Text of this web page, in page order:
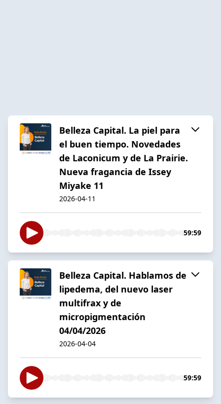
Belleza Capital. La piel para
el buen tiempo. Novedades
de Laconicum y de La Prairie.
Nueva fragancia de Issey
Miyake 11
2026-04-11
59:59
Belleza Capital. Hablamos de
lipedema, del nuevo laser
multifrax y de
micropigmentación
04/04/2026
2026-04-04
59:59